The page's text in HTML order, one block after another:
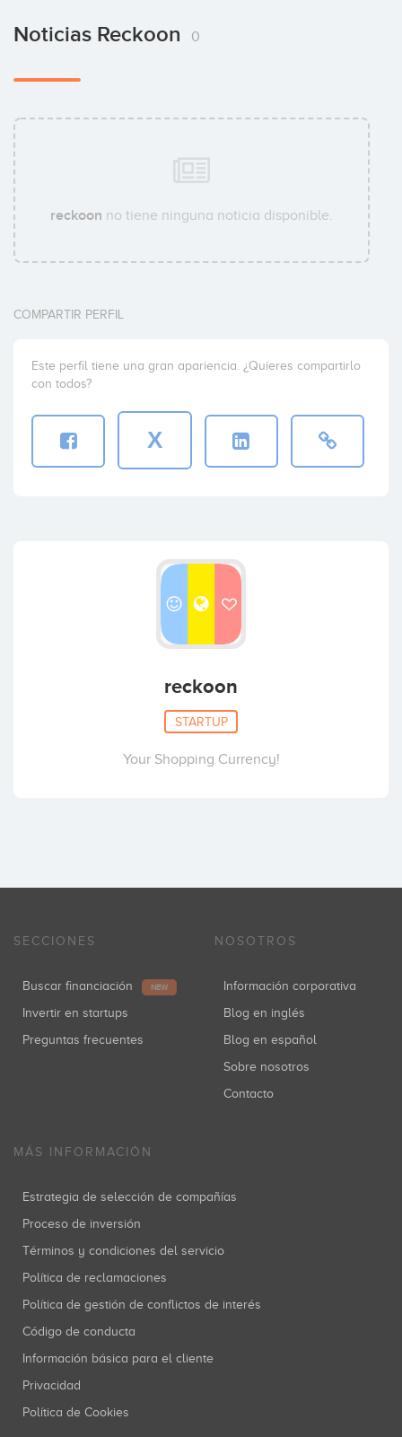
Noticias Reckoon 0
reckoon no tiene ninguna noticia disponible.
COMPARTIR PERFIL
Este perfil tiene una gran apariencia. ¿Quieres compartirlo
con todos?
X
reckoon
STARTUP
Your Shopping Currency!
SECCIONES
Buscar financiación NEW
Invertir en startups
Preguntas frecuentes
NOSOTROS
Información corporativa
Blog en inglés
Blog en español
Sobre nosotros
Contacto
MÁS INFORMACIÓN
Estrategia de selección de compañías
Proceso de inversión
Términos y condiciones del servicio
Política de reclamaciones
Política de gestión de conflictos de interés
Código de conducta
Información básica para el cliente
Privacidad
Política de Cookies